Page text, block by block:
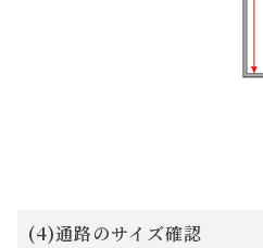
(4)通路のサイズ確認